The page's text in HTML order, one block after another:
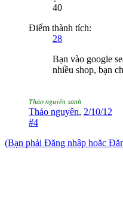
40
Điểm thành tích:
28
Bạn vào google
nhiều shop, bạn
Thảo nguyên xanh
Thảo nguyên, 2/10/12
#4
(Bạn phải Đăng nhập hoặc